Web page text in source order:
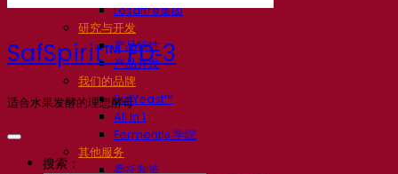
Lesaffre集团
研究与开发
产品特性
产品开发
我们的品牌
SafYeast™
All In 1
Fermentis 学院
其他服务
委托制造
SafSpirit™ FD‑3
适合水果发酵的理想酵母
搜索：